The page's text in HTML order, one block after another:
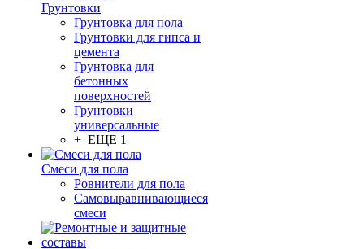
Грунтовки
Грунтовка для пола
Грунтовки для гипса и
цемента
Грунтовка для
бетонных
поверхностей
Грунтовки
универсальные
+ ЕЩЕ 1
Смеси для пола
Ровнители для пола
Самовыравнивающиеся
смеси